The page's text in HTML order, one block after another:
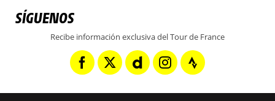
SÍGUENOS
Recibe información exclusiva del Tour de France